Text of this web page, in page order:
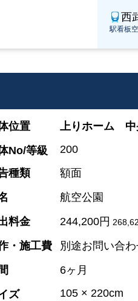
西
駅看板
位置
上りホーム 中
No/等級
200
種類
額面
航空公園
料金
244,200円
・施工費
別途お問い合
6ヶ月
ズ
105 × 220cm